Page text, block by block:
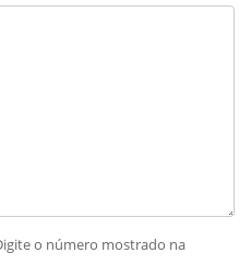
o número mostrado na